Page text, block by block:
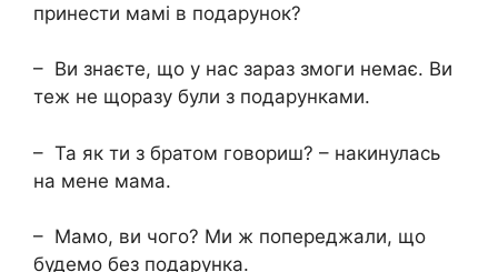
принести мамі в подарунок?
– Ви знаєте, що у нас зараз змоги немає. Ви
теж не щоразу були з подарунками.
– Та як ти з братом говориш? – накинулась
на мене мама.
– Мамо, ви чого? Ми ж попереджали, що
будемо без подарунка.